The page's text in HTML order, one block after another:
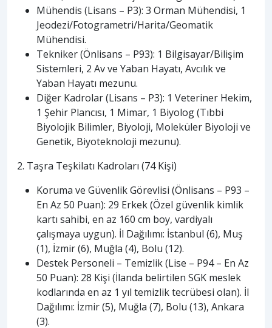
Mühendis (Lisans – P3): 3 Orman Mühendisi, 1
Jeodezi/Fotogrametri/Harita/Geomatik
Mühendisi.
Tekniker (Önlisans – P93): 1 Bilgisayar/Bilişim
Sistemleri, 2 Av ve Yaban Hayatı, Avcılık ve
Yaban Hayatı mezunu.
Diğer Kadrolar (Lisans – P3): 1 Veteriner Hekim,
1 Şehir Plancısı, 1 Mimar, 1 Biyolog (Tıbbi
Biyolojik Bilimler, Biyoloji, Moleküler Biyoloji ve
Genetik, Biyoteknoloji mezunu).
2. Taşra Teşkilatı Kadroları (74 Kişi)
Koruma ve Güvenlik Görevlisi (Önlisans – P93 –
En Az 50 Puan): 29 Erkek (Özel güvenlik kimlik
kartı sahibi, en az 160 cm boy, vardiyalı
çalışmaya uygun). İl Dağılımı: İstanbul (6), Muş
(1), İzmir (6), Muğla (4), Bolu (12).
Destek Personeli – Temizlik (Lise – P94 – En Az
50 Puan): 28 Kişi (İlanda belirtilen SGK meslek
kodlarında en az 1 yıl temizlik tecrübesi olan). İl
Dağılımı: İzmir (5), Muğla (7), Bolu (13), Ankara
(3).